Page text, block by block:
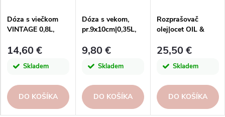
Dóza s viečkom
VINTAGE 0,8L,
14,60 €
Skladem
DO KOŠÍKA
Dóza s vekom,
pr.9x10cm|0,35L,
hnedá|San Miguel
9,80 €
Skladem
DO KOŠÍKA
Rozprašovač
olej|ocet OIL &
pr.21,5x21cm|0,25L
25,50 €
Skladem
DO KOŠÍKA